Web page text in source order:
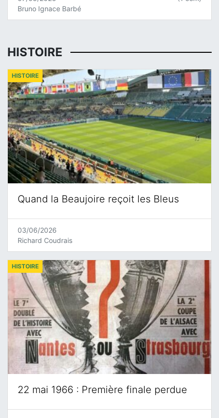
Bruno Ignace Barbé
HISTOIRE
Quand la Beaujoire reçoit les Bleus
HISTOIRE
03/06/2026
Richard Coudrais
22 mai 1966 : Première finale perdue
HISTOIRE